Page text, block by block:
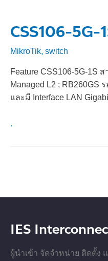
CSS106-5G-
MikroTik, switch
Feature CSS106-5G-1S
Managed L2 ; RB260GS
และมี Interface LAN
.
IES
ผู้นำเข้า จัดจำหน่าย ติดตั้ง